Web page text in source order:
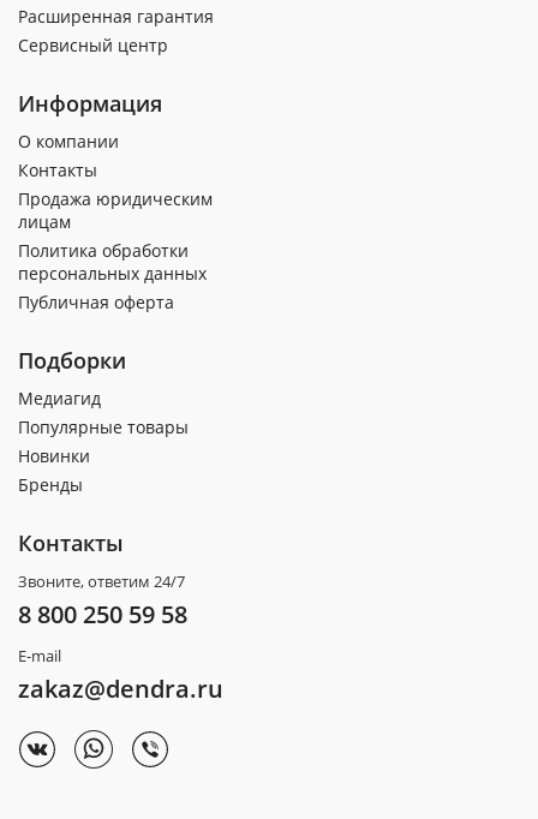
Расширенная гарантия
Сервисный центр
Информация
О компании
Контакты
Продажа юридическим
лицам
Политика обработки
персональных данных
Публичная оферта
Подборки
Медиагид
Популярные товары
Новинки
Бренды
Контакты
Звоните, ответим 24/7
8 800 250 59 58
E-mail
zakaz@dendra.ru